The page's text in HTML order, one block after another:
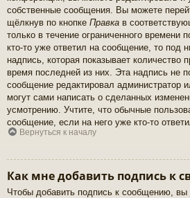
собственные сообщения. Вы можете
щёлкнув по кнопке Правка в
только в течение ограниченного времени
кто-то уже ответил на сообщение, то под
надпись, которая показывает количество
время последней из них. Эта надпись не
сообщение редактировал администратор
могут сами написать о сделанных
усмотрению. Учтите, что обычные
сообщение, если на него уже кто-то
Вернуться к началу
Как мне добавить подпись к
Чтобы добавить подпись к сообщению,